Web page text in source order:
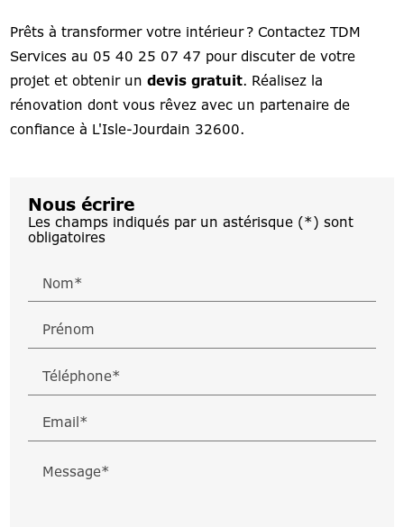
Prêts à transformer votre intérieur ? Contactez TDM
Services au 05 40 25 07 47 pour discuter de votre
projet et obtenir undevis gratuit. Réalisez la
rénovation dont vous rêvez avec un partenaire de
confiance à L'Isle-Jourdain 32600.
Nous écrire
Les champs indiqués par un astérisque (*) sont
obligatoires
Nom*
Prénom
Téléphone*
Email*
Message*